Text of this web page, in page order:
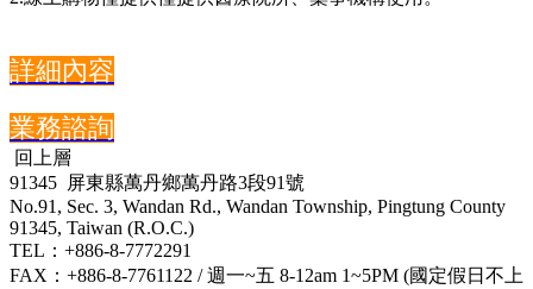
詳細內容
業務諮詢
回上層
91345 屏東縣萬丹鄉萬丹路3段91號
No.91, Sec. 3, Wandan Rd., Wandan Township, Pingtung County
91345, Taiwan (R.O.C.)
TEL：+886-8-7772291
FAX：+886-8-7761122 / 週一~五 8-12am 1~5PM (國定假日不上